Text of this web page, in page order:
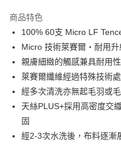
合作金庫商業銀行
華南商業銀行
上海商業儲蓄銀行
國泰世華商業銀行
臺灣中小企業銀行
匯豐（台灣）商業銀行
聯邦商業銀行
元大商業銀行
玉山商業銀行
台新國際商業銀行
6 期 0 利率 每期
華南商業銀行
上海商業儲蓄銀行
國泰世華商業銀行
臺灣中小企業銀行
匯豐（台灣）商業銀行
元大商業銀行
玉山商業銀行
LINE Pay
Apple Pay
悠遊付
Google Pay
全盈+PAY
商品特色
100% 60支 Micro LF
Micro 技術萊賽爾・耐用
親膚細緻的觸感兼具耐用性
萊賽爾纖維經過特殊技術
經多次清洗亦無起毛羽或
天絲PLUS+採用高密度交
固
經2-3次水洗後，布料逐漸